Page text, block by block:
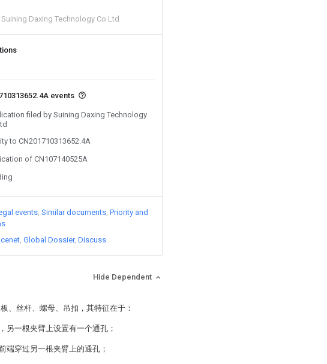
Suining Daxing Technology Co Ltd
events
filed by Suining Daxing Technology
to CN201710313652.4A
of CN107140525A
events Similar documents Priority and
Global Dossier Discuss
Hide Dependent
、丝杆、螺母、吊扣，其特征在于：
另一根夹臂上设置有一个通孔；
端穿过另一根夹臂上的通孔；